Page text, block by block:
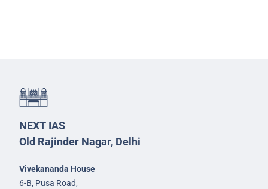
NEXT IAS
Old Rajinder Nagar, Delhi
Vivekananda House
6-B, Pusa Road,